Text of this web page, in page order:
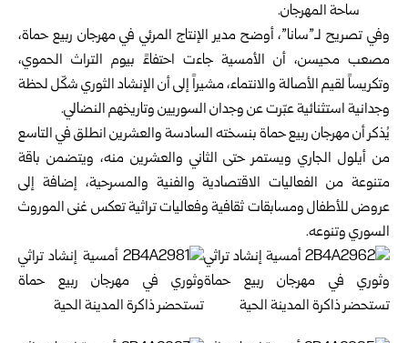
ساحة المهرجان.
وفي تصريح لـ”سانا”، أوضح مدير الإنتاج المرئي في مهرجان ربيع حماة،
مصعب محيسن، أن الأمسية جاءت احتفاءً بيوم التراث الحموي،
وتكريساً لقيم الأصالة والانتماء، مشيراً إلى أن الإنشاد الثوري شكّل لحظة
وجدانية استثنائية عبّرت عن وجدان السوريين وتاريخهم النضالي.
يُذكر أن مهرجان ربيع حماة بنسخته السادسة والعشرين انطلق في التاسع
من أيلول الجاري ويستمر حتى الثاني والعشرين منه، ويتضمن باقة
متنوعة من الفعاليات الاقتصادية والفنية والمسرحية، إضافة إلى
عروض للأطفال ومسابقات ثقافية وفعاليات تراثية تعكس غنى الموروث
السوري وتنوعه.